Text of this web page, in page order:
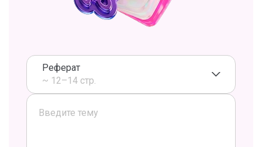
Реферат
~ 12–14 стр.